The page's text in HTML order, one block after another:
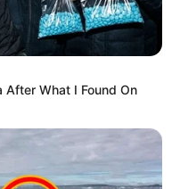
After What I Found On